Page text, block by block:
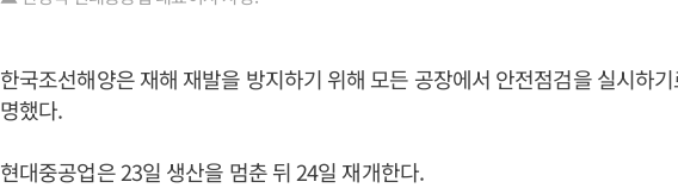
한국조선해양은 재해 재발을 방지하기 위해 모든 공장에서 안전점검을 실시하
명했다.
현대중공업은 23일 생산을 멈춘 뒤 24일 재개한다.